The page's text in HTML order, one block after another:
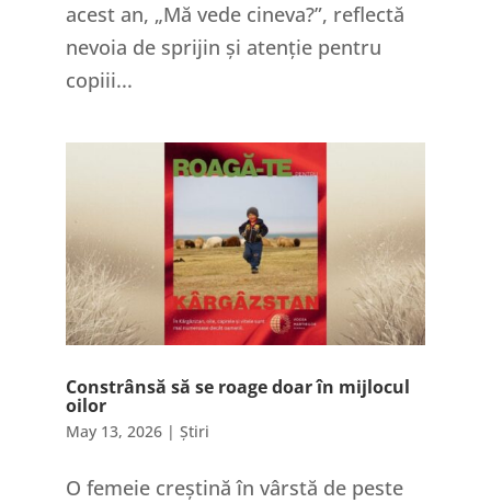
acest an, „Mă vede cineva?”, reflectă
nevoia de sprijin și atenție pentru
copiii...
Constrânsă să se roage doar în mijlocul
oilor
May 13, 2026| Știri
O femeie creștină în vârstă de peste